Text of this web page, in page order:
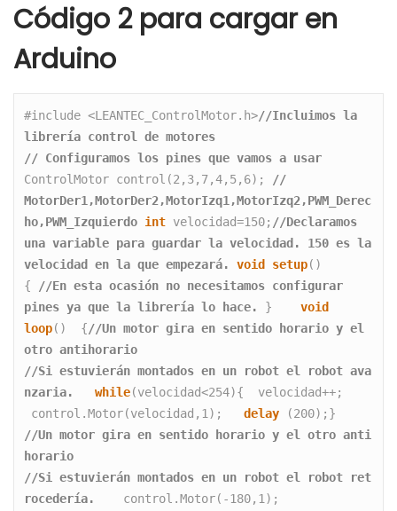
Código 2 para cargar en
Arduino
#include <LEANTEC_ControlMotor.h>//Incluimos la
// Configuramos los pines que vamos a usar
ControlMotor control(2,3,7,4,5,6);
//
MotorDer1,MotorDer2,MotorIzq1,MotorIzq2,PWM_Derec
ho,PWM_Izquierdo int velocidad=150; //Declaramos
una variable para guardar la velocidad. 150 es la
velocidad en la que empezará.
void setup()
{
//En esta ocasión no necesitamos configurar
pines ya que la librería lo hace.
} void
loop()  {//Un motor gira en sentido horario y el
otro antihorario
//Si estuvierán montados en un robot el robot ava
nzaria.
while(velocidad<254){  velocidad++;
control.Motor(velocidad,1); delay
//Un motor gira en sentido horario y el otro anti
horario
//Si estuvierán montados en un robot el robot ret
rocedería.
control.Motor(-180,1);